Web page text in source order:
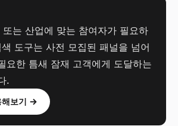
는 산업에 맞는 참여자가 필요하
도구는 사전 모집된 패널을 넘어
요한 틈새 잠재 고객에게 도달하는
.
해보기 →